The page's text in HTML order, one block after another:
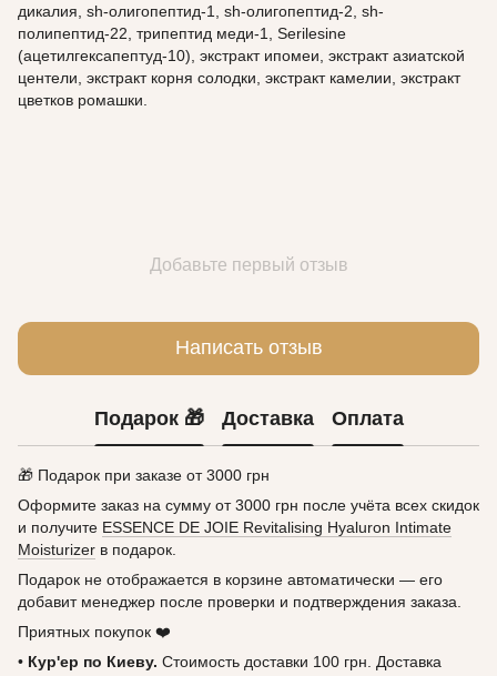
дикалия, sh-олигопептид-1, sh-олигопептид-2, sh-
полипептид-22, трипептид меди-1, Serilesine
(ацетилгексапептуд-10), экстракт ипомеи, экстракт азиатской
центели, экстракт корня солодки, экстракт камелии, экстракт
цветков ромашки.
Добавьте первый отзыв
Написать отзыв
Подарок 🎁 Доставка Оплата
🎁 Подарок при заказе от 3000 грн
Оформите заказ на сумму от 3000 грн после учёта всех скидок
и получите ESSENCE DE JOIE Revitalising Hyaluron Intimate
Moisturizer в подарок.
Подарок не отображается в корзине автоматически — его
добавит менеджер после проверки и подтверждения заказа.
Приятных покупок ❤️
• Кур'ер по Киеву. Стоимость доставки 100 грн. Доставка